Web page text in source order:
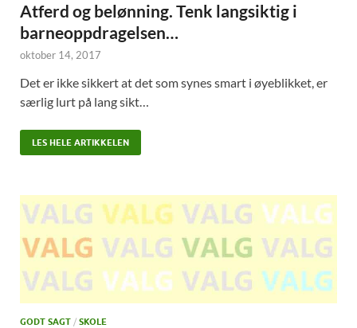
Atferd og belønning. Tenk langsiktig i
barneoppdragelsen…
oktober 14, 2017
Det er ikke sikkert at det som synes smart i øyeblikket, er
særlig lurt på lang sikt…
LES HELE ARTIKKELEN
GODT SAGT / SKOLE